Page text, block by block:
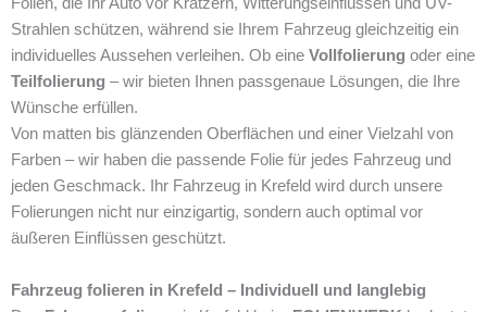
Strahlen schützen, während sie Ihrem Fahrzeug gleichzeitig ein
individuelles Aussehen verleihen. Ob eine Vollfolierung oder eine
Teilfolierung – wir bieten Ihnen passgenaue Lösungen, die Ihre
Wünsche erfüllen.
Von matten bis glänzenden Oberflächen und einer Vielzahl von
Farben – wir haben die passende Folie für jedes Fahrzeug und
jeden Geschmack. Ihr Fahrzeug in Krefeld wird durch unsere
Folierungen nicht nur einzigartig, sondern auch optimal vor
äußeren Einflüssen geschützt.
Fahrzeug folieren in Krefeld – Individuell und langlebig